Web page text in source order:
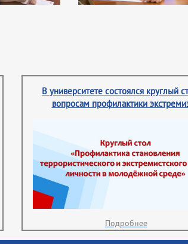
В университете состоялся круглый
вопросам профилактики
Подробнее